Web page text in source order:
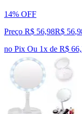
14% OFF
Preço R$ 56,98R$ 56,
no Pix Ou 1x de R$